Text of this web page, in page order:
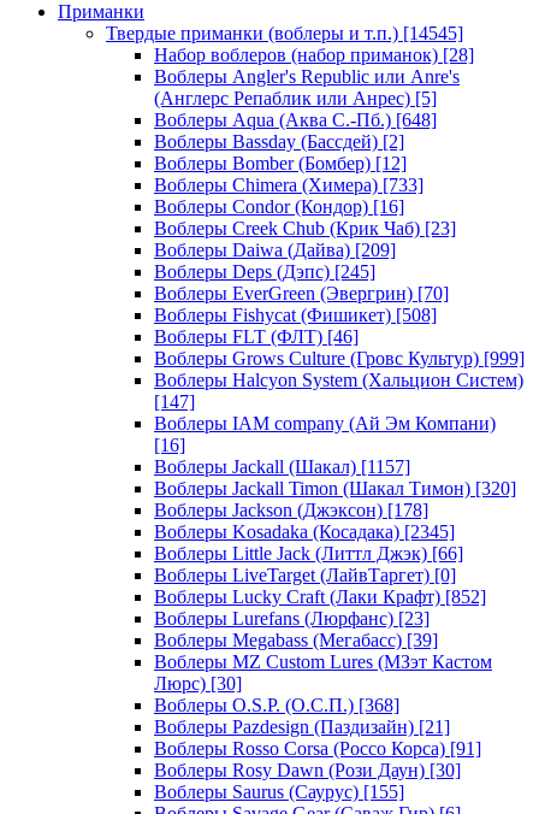
Приманки
Твердые приманки (воблеры и т.п.) [14545]
Набор воблеров (набор приманок) [28]
Воблеры Angler's Republic или Anre's
(Англерс Репаблик или Анрес) [5]
Воблеры Aqua (Аква С.-Пб.) [648]
Воблеры Bassday (Бассдей) [2]
Воблеры Bomber (Бомбер) [12]
Воблеры Chimera (Химера) [733]
Воблеры Condor (Кондор) [16]
Воблеры Creek Chub (Крик Чаб) [23]
Воблеры Daiwa (Дайва) [209]
Воблеры Deps (Дэпс) [245]
Воблеры EverGreen (Эвергрин) [70]
Воблеры Fishycat (Фишикет) [508]
Воблеры FLT (ФЛТ) [46]
Воблеры Grows Culture (Гровс Культур) [999]
Воблеры Halcyon System (Хальцион Систем)
[147]
Воблеры IAM company (Ай Эм Компани)
[16]
Воблеры Jackall (Шакал) [1157]
Воблеры Jackall Timon (Шакал Тимон) [320]
Воблеры Jackson (Джэксон) [178]
Воблеры Kosadaka (Косадака) [2345]
Воблеры Little Jack (Литтл Джэк) [66]
Воблеры LiveTarget (ЛайвТаргет) [0]
Воблеры Lucky Craft (Лаки Крафт) [852]
Воблеры Lurefans (Люрфанс) [23]
Воблеры Megabass (Мегабасс) [39]
Воблеры MZ Custom Lures (МЗэт Кастом
Люрс) [30]
Воблеры O.S.P. (О.С.П.) [368]
Воблеры Pazdesign (Паздизайн) [21]
Воблеры Rosso Corsa (Россо Корса) [91]
Воблеры Rosy Dawn (Рози Даун) [30]
Воблеры Saurus (Саурус) [155]